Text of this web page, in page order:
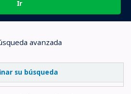
Ir
avanzada
su búsqueda